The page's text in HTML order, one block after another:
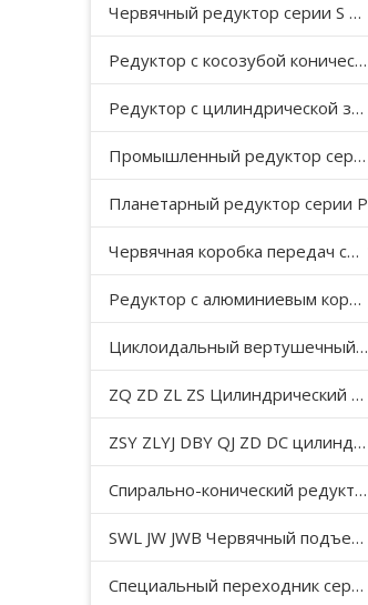
Червячный редуктор серии S с косозубой передачей
Редуктор с косозубой конической передачей серии K
Редуктор с цилиндрической зубчатой ​​передачей серии F с параллельным валом
Промышленный редуктор серии HB
Планетарный редуктор серии P
Червячная коробка передач серии WP
Редуктор с алюминиевым корпусом серии NMRV
Циклоидальный вертушечный редуктор B/X
ZQ ZD ZL ZS Цилиндрический редуктор с мягкой поверхностью зуба
ZSY ZLYJ DBY QJ ZD DC цилиндрический зубчатый редуктор средней твердости с поверхностью зуба
Спирально-конический редуктор серии T
SWL JW JWB Червячный подъемный домкрат серии JWM
Специальный переходник серии YHJ для безгравитационного смесителя